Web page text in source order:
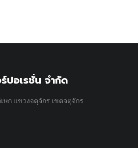
ปอเรชั่น จำกัด
ก แขวงจตุจักร เขตจตุจักร